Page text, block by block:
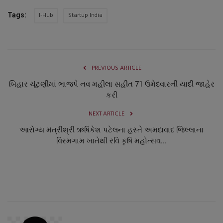
Tags: I-Hub Startup India
PREVIOUS ARTICLE
બિહાર ચૂંટણીમાં ભાજપે નવ મહીલા સહીત 71 ઉમેદવારની યાદી જાહેર
કરી
NEXT ARTICLE
આરોગ્ય મંત્રીશ્રી ઋષિકેશ પટેલના હસ્તે અમદાવાદ જિલ્લાના
વિરમગામ ખાતેથી રવિ કૃષિ મહોત્સવ...